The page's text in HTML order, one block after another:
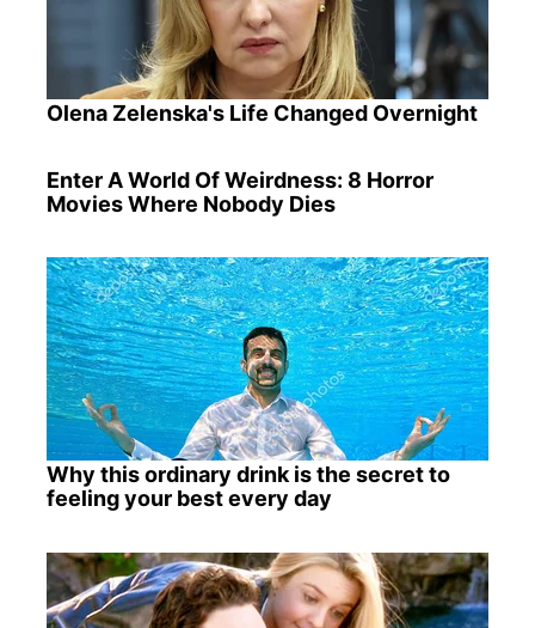
Olena Zelenska's Life Changed Overnight
Enter A World Of Weirdness: 8 Horror
Movies Where Nobody Dies
Why this ordinary drink is the secret to
feeling your best every day